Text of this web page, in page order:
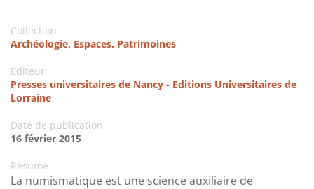
Collection
Archéologie, Espaces, Patrimoines
Editeur
Presses universitaires de Nancy - Editions Universitaires de
Lorraine
Date de publication
16 février 2015
Résumé
La numismatique est une science auxiliaire de